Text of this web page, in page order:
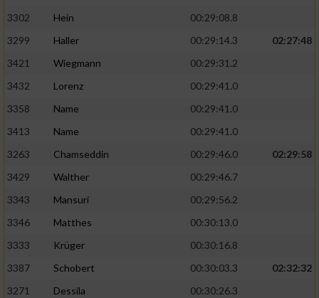
3302
Hein
00:29:08.8
3299
Haller 00:29:14.3
02:27:48
3421
Wiegmann
00:29:31.2
3432
Lorenz
00:29:41.0
3358
Name
00:29:41.0
3413
Name
00:29:41.0
3263
Chamseddin 00:29:46.0
02:29:58
3429
Walther
00:29:46.7
3343
Mansuri
00:29:56.2
3346
Matthes
00:30:13.0
3333
Krüger
00:30:16.8
3387
Schobert 00:30:03.3
02:32:32
3271
Dessila
00:30:26.3